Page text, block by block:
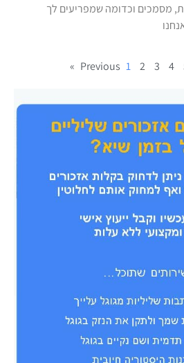
מסמכים וכדומה שמפריעים לך
1 2 3 4